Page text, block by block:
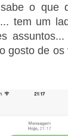
o que
tem um
gosto de